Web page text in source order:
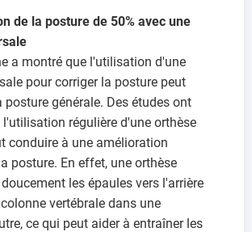
de la posture de 50% avec une
a montré que l'utilisation d'une
pour corriger la posture peut
posture générale. Des études ont
l'utilisation régulière d'une orthèse
conduire à une amélioration
posture. En effet, une orthèse
les épaules vers l'arrière
vertébrale dans une
ce qui peut aider à entraîner les